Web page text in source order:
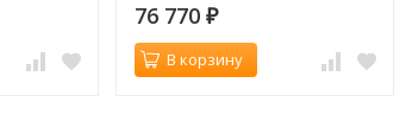
76 770 ₽
В корзину